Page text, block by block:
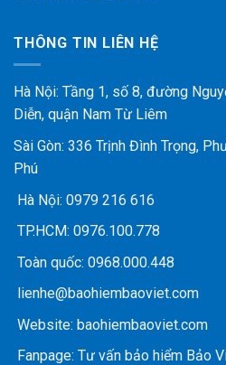
THÔNG TIN LIÊN HỆ
Hà Nội: Tầng 1, số 8, đường
Diễn, quận Nam Từ Liêm
Sài Gòn: 336 Trịnh Đình Trọng,
Phú
Hà Nội: 0979 216 616
TP.HCM: 0976.100.778
Toàn quốc: 0968.000.448
lienhe@baohiembaoviet.com
Website: baohiembaoviet.com
Fanpage: Tư vấn bảo hiểm Bảo